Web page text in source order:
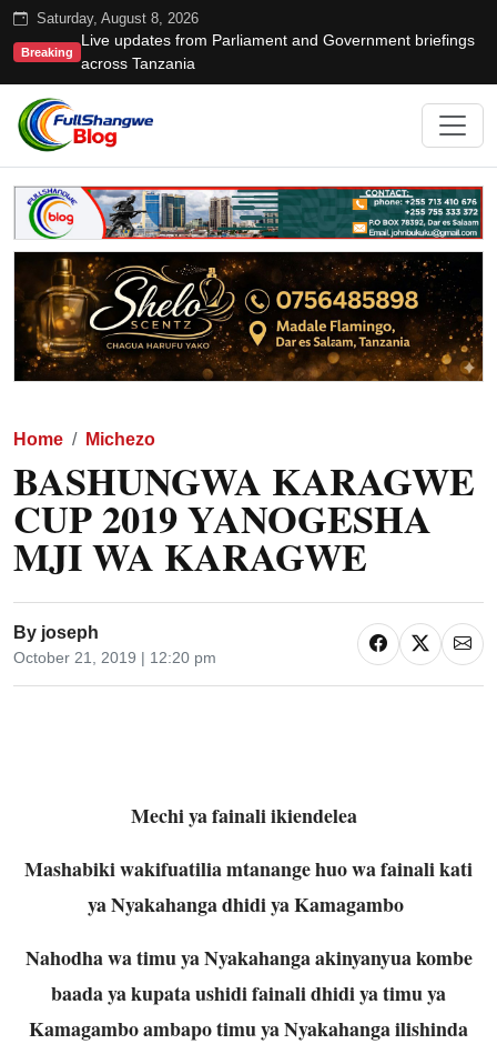
Saturday, August 8, 2026
Breaking
Live updates from Parliament and Government briefings
across Tanzania
Home Michezo
BASHUNGWA KARAGWE
CUP 2019 YANOGESHA
MJI WA KARAGWE
By joseph
October 21, 2019 | 12:20 pm
Mechi ya fainali ikiendelea
Mashabiki wakifuatilia mtanange huo wa fainali kati
ya Nyakahanga dhidi ya Kamagambo
Nahodha wa timu ya Nyakahanga akinyanyua kombe
baada ya kupata ushidi fainali dhidi ya timu ya
Kamagambo ambapo timu ya Nyakahanga ilishinda